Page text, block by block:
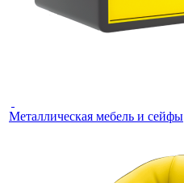
Металлическая мебель и сейфы